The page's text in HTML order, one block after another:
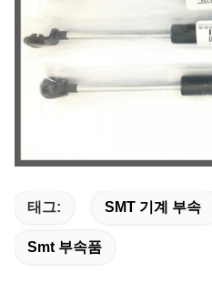
태그: SMT 기계 부속
Smt 부속품